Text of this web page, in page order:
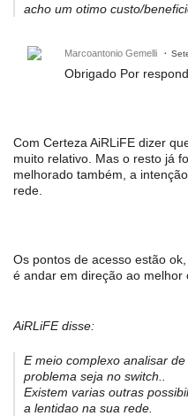
acho um otimo custo/
Marcoantonio Gemelli
Obrigado Por
Com Certeza AiRLiFE dizer
muito relativo. Mas o resto já
melhorado também, a
rede.
Os pontos de acesso estão
é andar em direção ao melhor
AiRLiFE disse:
E meio complexo analisar
problema seja no switch..
Existem varias outras
a lentidao na sua rede.